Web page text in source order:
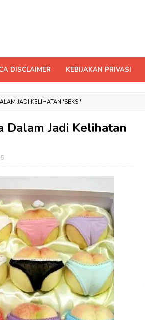
DISCLAIMER KEBIJAKAN PRIVASI
JADI KELIHATAN 'SEKSI'
Dalam Jadi Kelihatan